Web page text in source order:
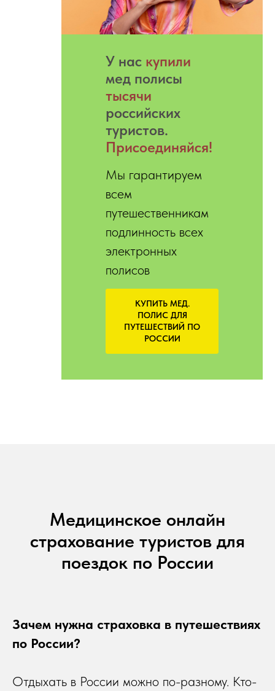
У нас купили
мед полисы
тысячи
российских
туристов.
Присоединяйся!
Мы гарантируем
всем
путешественникам
подлинность всех
электронных
полисов
КУПИТЬ МЕД.
ПОЛИС ДЛЯ
ПУТЕШЕСТВИЙ ПО
РОССИИ
Медицинское онлайн
страхование туристов для
поездок по России
Зачем нужна страховка в путешествиях
по России?
Отдыхать в России можно по-разному. Кто-